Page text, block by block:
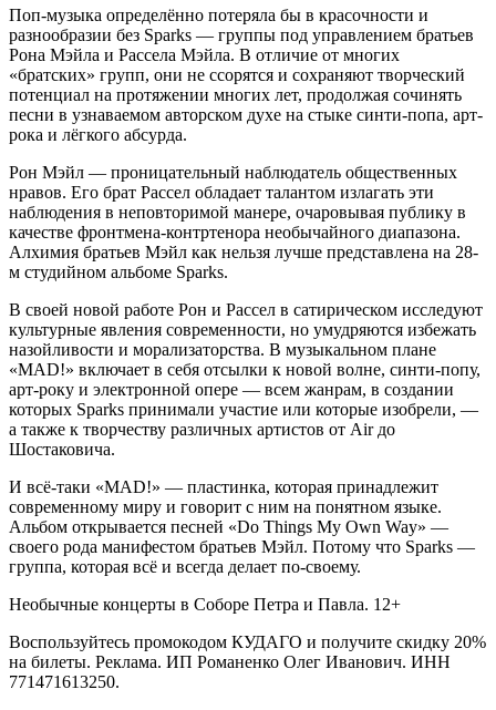
Поп-музыка определённо потеряла бы в красочности и
разнообразии без Sparks — группы под управлением братьев
Рона Мэйла и Рассела Мэйла. В отличие от многих
«братских» групп, они не ссорятся и сохраняют творческий
потенциал на протяжении многих лет, продолжая сочинять
песни в узнаваемом авторском духе на стыке синти-попа, арт-
рока и лёгкого абсурда.
Рон Мэйл — проницательный наблюдатель общественных
нравов. Его брат Рассел обладает талантом излагать эти
наблюдения в неповторимой манере, очаровывая публику в
качестве фронтмена-контртенора необычайного диапазона.
Алхимия братьев Мэйл как нельзя лучше представлена на 28-
м студийном альбоме Sparks.
В своей новой работе Рон и Рассел в сатирическом исследуют
культурные явления современности, но умудряются избежать
назойливости и морализаторства. В музыкальном плане
«MAD!» включает в себя отсылки к новой волне, синти-попу,
арт-року и электронной опере — всем жанрам, в создании
которых Sparks принимали участие или которые изобрели, —
а также к творчеству различных артистов от Air до
Шостаковича.
И всё-таки «MAD!» — пластинка, которая принадлежит
современному миру и говорит с ним на понятном языке.
Альбом открывается песней «Do Things My Own Way» —
своего рода манифестом братьев Мэйл. Потому что Sparks —
группа, которая всё и всегда делает по-своему.
Необычные концерты в Соборе Петра и Павла. 12+
Воспользуйтесь промокодом КУДАГО и получите скидку 20%
на билеты. Реклама. ИП Романенко Олег Иванович. ИНН
771471613250.